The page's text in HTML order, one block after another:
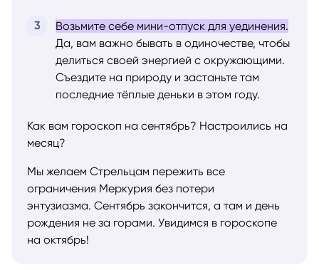
Возьмите себе мини-отпуск для уединения.
Да, вам важно бывать в одиночестве, чтобы
делиться своей энергией с окружающими.
Съездите на природу и застаньте там
последние тёплые деньки в этом году.
Как вам гороскоп на сентябрь? Настроились на
месяц?
Мы желаем Стрельцам пережить все
ограничения Меркурия без потери
энтузиазма. Сентябрь закончится, а там и день
рождения не за горами. Увидимся в гороскопе
на октябрь!